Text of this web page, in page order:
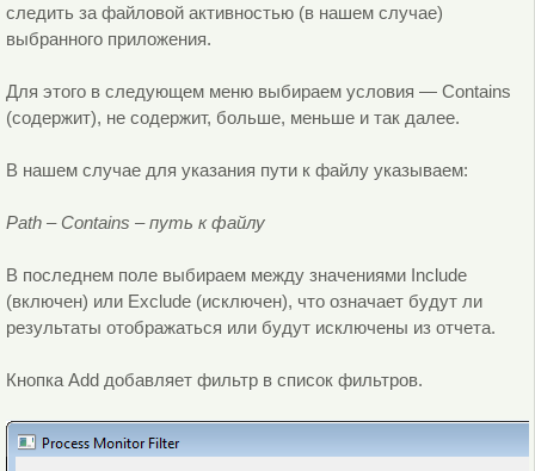
следить за файловой активностью (в нашем случае)
выбранного приложения.
Для этого в следующем меню выбираем условия — Contains
(содержит), не содержит, больше, меньше и так далее.
В нашем случае для указания пути к файлу указываем:
Path – Contains – путь к файлу
В последнем поле выбираем между значениями Include
(включен) или Exclude (исключен), что означает будут ли
результаты отображаться или будут исключены из отчета.
Кнопка Add добавляет фильтр в список фильтров.